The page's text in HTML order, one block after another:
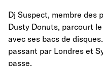
Dj Suspect, membre des
Dusty Donuts, parcourt
avec ses bacs de
passant par Londres et
passe.